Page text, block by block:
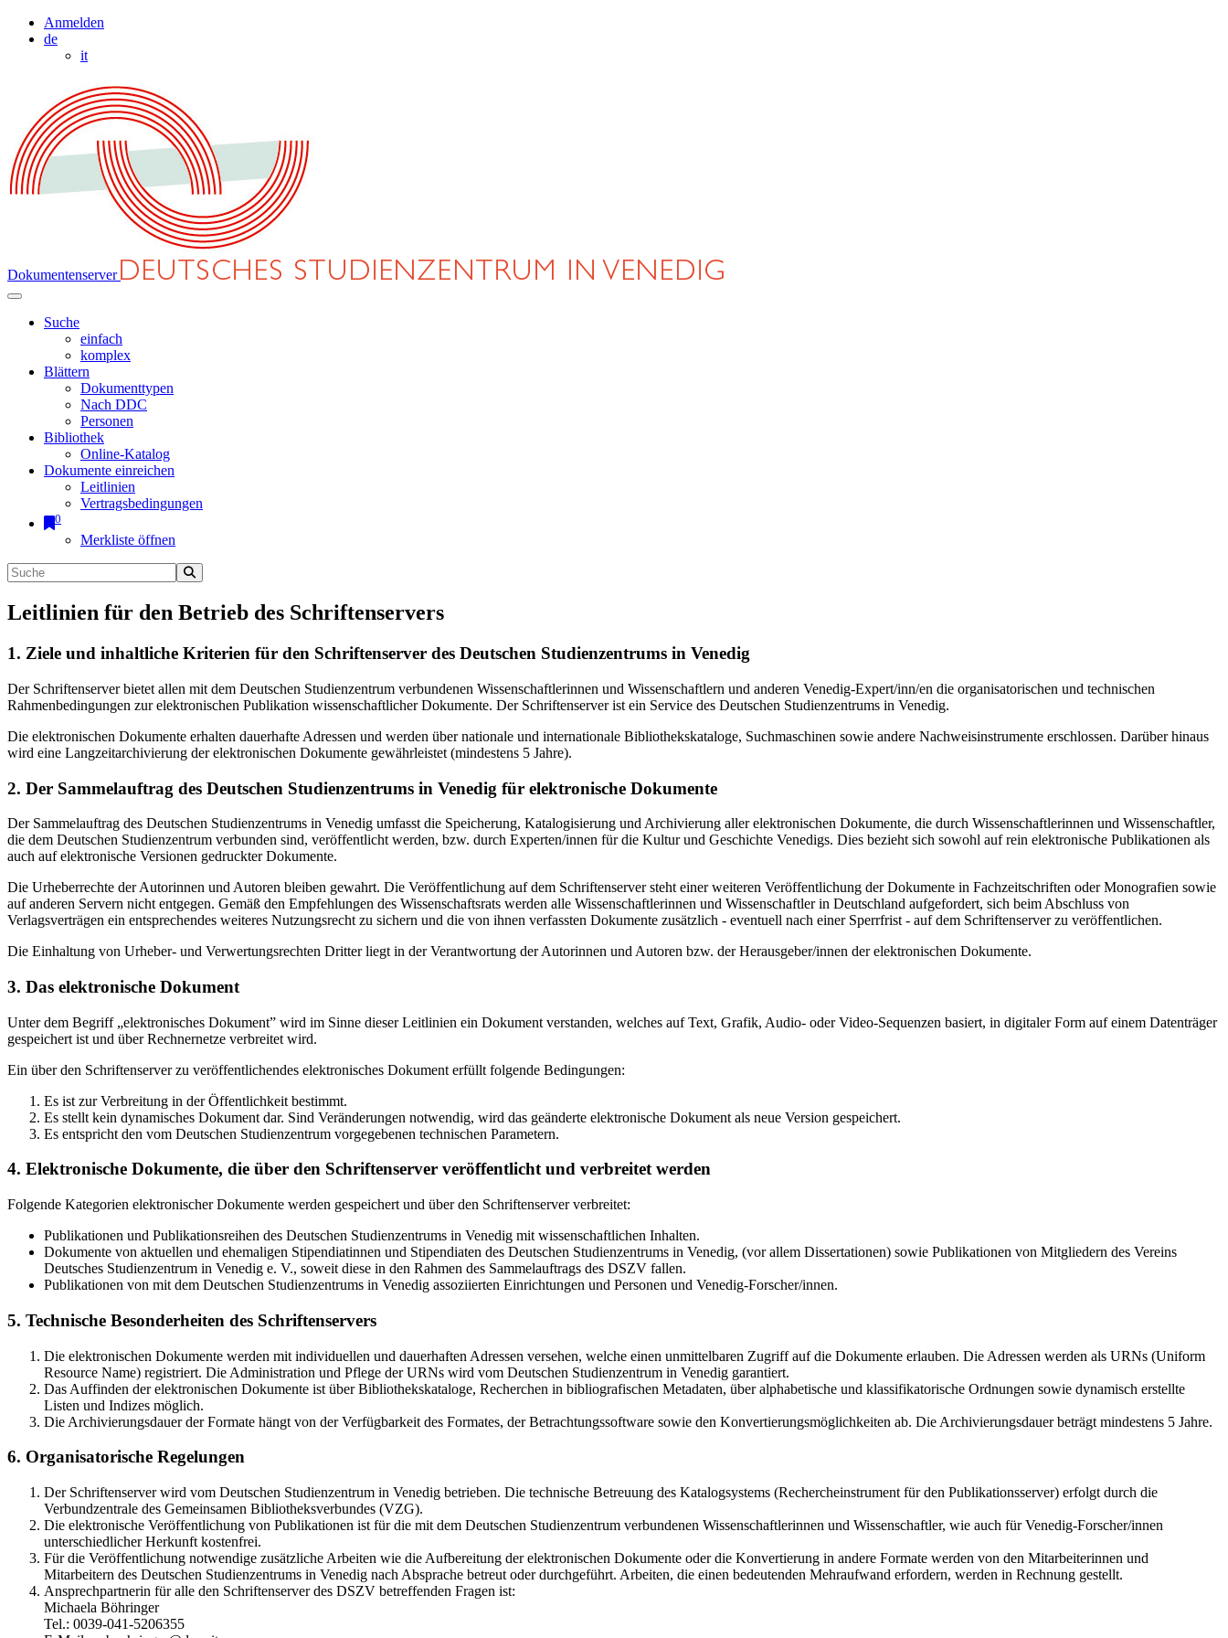
Anmelden
de
it
Dokumentenserver
Suche
einfach
komplex
Blättern
Dokumenttypen
Nach DDC
Personen
Bibliothek
Online-Katalog
Dokumente einreichen
Leitlinien
Vertragsbedingungen
0
Merkliste öffnen
Leitlinien für den Betrieb des Schriftenservers
1. Ziele und inhaltliche Kriterien für den Schriftenserver des Deutschen Studienzentrums in Venedig
Der Schriftenserver bietet allen mit dem Deutschen Studienzentrum verbundenen Wissenschaftlerinnen und Wissenschaftlern und anderen Venedig-Expert/inn/en die organisatorischen und technischen
Rahmenbedingungen zur elektronischen Publikation wissenschaftlicher Dokumente. Der Schriftenserver ist ein Service des Deutschen Studienzentrums in Venedig.
Die elektronischen Dokumente erhalten dauerhafte Adressen und werden über nationale und internationale Bibliothekskataloge, Suchmaschinen sowie andere Nachweisinstrumente erschlossen. Darüber hinaus
wird eine Langzeitarchivierung der elektronischen Dokumente gewährleistet (mindestens 5 Jahre).
2. Der Sammelauftrag des Deutschen Studienzentrums in Venedig für elektronische Dokumente
Der Sammelauftrag des Deutschen Studienzentrums in Venedig umfasst die Speicherung, Katalogisierung und Archivierung aller elektronischen Dokumente, die durch Wissenschaftlerinnen und Wissenschaftler,
die dem Deutschen Studienzentrum verbunden sind, veröffentlicht werden, bzw. durch Experten/innen für die Kultur und Geschichte Venedigs. Dies bezieht sich sowohl auf rein elektronische Publikationen als
auch auf elektronische Versionen gedruckter Dokumente.
Die Urheberrechte der Autorinnen und Autoren bleiben gewahrt. Die Veröffentlichung auf dem Schriftenserver steht einer weiteren Veröffentlichung der Dokumente in Fachzeitschriften oder Monografien sowie
auf anderen Servern nicht entgegen. Gemäß den Empfehlungen des Wissenschaftsrats werden alle Wissenschaftlerinnen und Wissenschaftler in Deutschland aufgefordert, sich beim Abschluss von
Verlagsverträgen ein entsprechendes weiteres Nutzungsrecht zu sichern und die von ihnen verfassten Dokumente zusätzlich - eventuell nach einer Sperrfrist - auf dem Schriftenserver zu veröffentlichen.
Die Einhaltung von Urheber- und Verwertungsrechten Dritter liegt in der Verantwortung der Autorinnen und Autoren bzw. der Herausgeber/innen der elektronischen Dokumente.
3. Das elektronische Dokument
Unter dem Begriff „elektronisches Dokument” wird im Sinne dieser Leitlinien ein Dokument verstanden, welches auf Text, Grafik, Audio- oder Video-Sequenzen basiert, in digitaler Form auf einem Datenträger
gespeichert ist und über Rechnernetze verbreitet wird.
Ein über den Schriftenserver zu veröffentlichendes elektronisches Dokument erfüllt folgende Bedingungen:
Es ist zur Verbreitung in der Öffentlichkeit bestimmt.
Es stellt kein dynamisches Dokument dar. Sind Veränderungen notwendig, wird das geänderte elektronische Dokument als neue Version gespeichert.
Es entspricht den vom Deutschen Studienzentrum vorgegebenen technischen Parametern.
4. Elektronische Dokumente, die über den Schriftenserver veröffentlicht und verbreitet werden
Folgende Kategorien elektronischer Dokumente werden gespeichert und über den Schriftenserver verbreitet:
Publikationen und Publikationsreihen des Deutschen Studienzentrums in Venedig mit wissenschaftlichen Inhalten.
Dokumente von aktuellen und ehemaligen Stipendiatinnen und Stipendiaten des Deutschen Studienzentrums in Venedig, (vor allem Dissertationen) sowie Publikationen von Mitgliedern des Vereins
Deutsches Studienzentrum in Venedig e. V., soweit diese in den Rahmen des Sammelauftrags des DSZV fallen.
Publikationen von mit dem Deutschen Studienzentrums in Venedig assoziierten Einrichtungen und Personen und Venedig-Forscher/innen.
5. Technische Besonderheiten des Schriftenservers
Die elektronischen Dokumente werden mit individuellen und dauerhaften Adressen versehen, welche einen unmittelbaren Zugriff auf die Dokumente erlauben. Die Adressen werden als URNs (Uniform
Resource Name) registriert. Die Administration und Pflege der URNs wird vom Deutschen Studienzentrum in Venedig garantiert.
Das Auffinden der elektronischen Dokumente ist über Bibliothekskataloge, Recherchen in bibliografischen Metadaten, über alphabetische und klassifikatorische Ordnungen sowie dynamisch erstellte
Listen und Indizes möglich.
Die Archivierungsdauer der Formate hängt von der Verfügbarkeit des Formates, der Betrachtungssoftware sowie den Konvertierungsmöglichkeiten ab. Die Archivierungsdauer beträgt mindestens 5 Jahre.
6. Organisatorische Regelungen
Der Schriftenserver wird vom Deutschen Studienzentrum in Venedig betrieben. Die technische Betreuung des Katalogsystems (Rechercheinstrument für den Publikationsserver) erfolgt durch die
Verbundzentrale des Gemeinsamen Bibliotheksverbundes (VZG).
Die elektronische Veröffentlichung von Publikationen ist für die mit dem Deutschen Studienzentrum verbundenen Wissenschaftlerinnen und Wissenschaftler, wie auch für Venedig-Forscher/innen
unterschiedlicher Herkunft kostenfrei.
Für die Veröffentlichung notwendige zusätzliche Arbeiten wie die Aufbereitung der elektronischen Dokumente oder die Konvertierung in andere Formate werden von den Mitarbeiterinnen und
Mitarbeitern des Deutschen Studienzentrums in Venedig nach Absprache betreut oder durchgeführt. Arbeiten, die einen bedeutenden Mehraufwand erfordern, werden in Rechnung gestellt.
Ansprechpartnerin für alle den Schriftenserver des DSZV betreffenden Fragen ist:
Michaela Böhringer
Tel.: 0039-041-5206355